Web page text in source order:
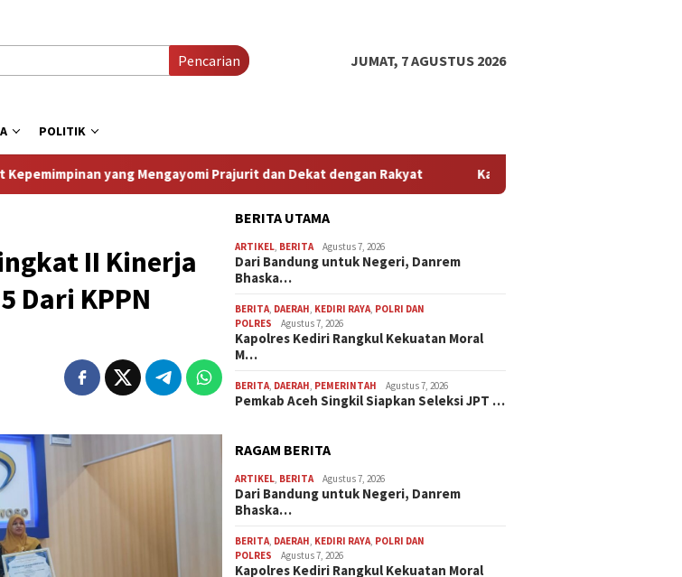
Pencarian JUMAT, 7 AGUSTUS 2026
POLITIK
Mengayomi Prajurit dan Dekat dengan Rakyat Kapolres Kediri Rangkul Kekuatan Moral
II Kinerja
Dari KPPN
BERITA UTAMA
ARTIKEL, BERITA Agustus 7, 2026
Dari Bandung untuk Negeri, Danrem
Bhaska…
BERITA, DAERAH, KEDIRI RAYA, POLRI DAN
POLRES
Agustus 7, 2026
Kapolres Kediri Rangkul Kekuatan Moral
M…
BERITA, DAERAH, PEMERINTAH Agustus 7, 2026
Pemkab Aceh Singkil Siapkan Seleksi JPT …
RAGAM BERITA
ARTIKEL, BERITA Agustus 7, 2026
Dari Bandung untuk Negeri, Danrem
Bhaska…
BERITA, DAERAH, KEDIRI RAYA, POLRI DAN
POLRES
Agustus 7, 2026
Kapolres Kediri Rangkul Kekuatan Moral